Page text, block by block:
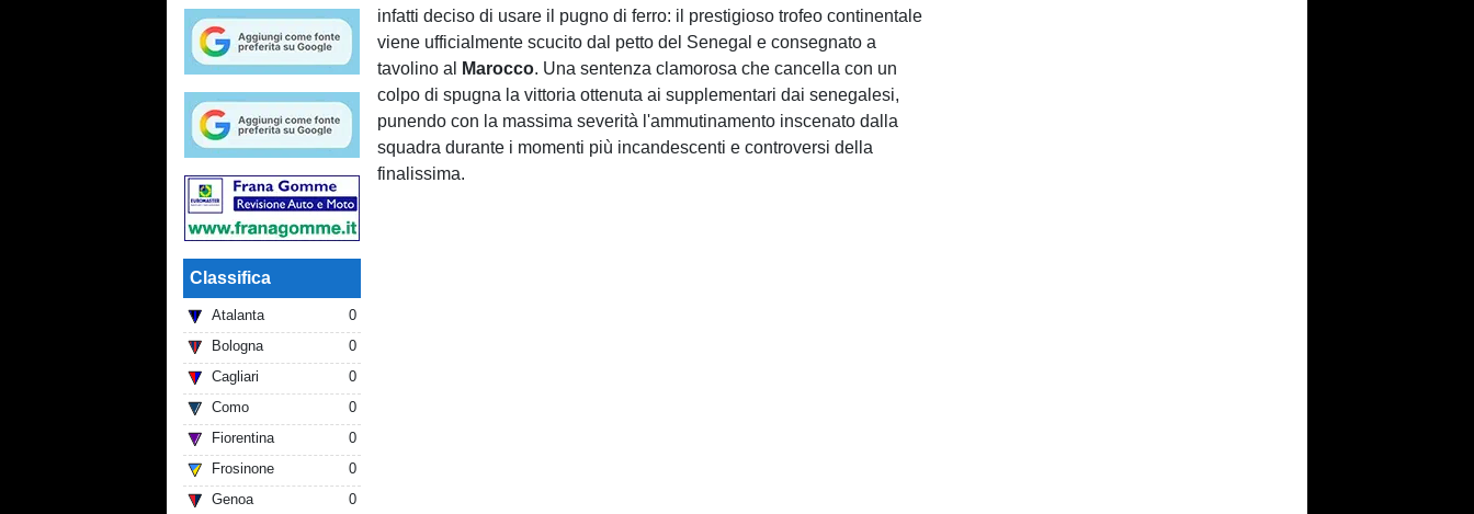
Classifica
Atalanta
0
Bologna
0
Cagliari
0
Como
0
Fiorentina
0
Frosinone
0
Genoa
0
infatti deciso di usare il pugno di ferro: il prestigioso trofeo continentale
viene ufficialmente scucito dal petto del Senegal e consegnato a
tavolino al
Marocco. Una sentenza clamorosa che cancella con un
colpo di spugna la vittoria ottenuta ai supplementari dai senegalesi,
punendo con la massima severità l'ammutinamento inscenato dalla
squadra durante i momenti più incandescenti e controversi della
finalissima.